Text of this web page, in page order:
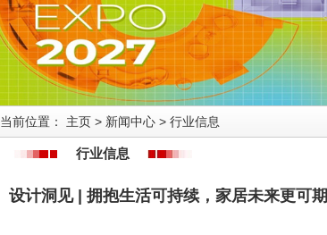
当前位置： 主页 > 新闻中心 > 行业信息
行业信息
设计洞见 | 拥抱生活可持续，家居未来更可期